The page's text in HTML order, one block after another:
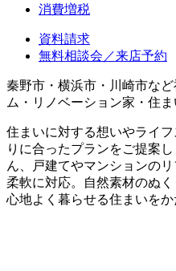
消費増税
資料請求
無料相談会／来店予約
秦野市・横浜市・川崎市な
ム・リノベーション家・住
住まいに対する想いやライ
りに合ったプランをご提案
ん、戸建てやマンションの
柔軟に対応。自然素材のぬ
心地よく暮らせる住まいをか